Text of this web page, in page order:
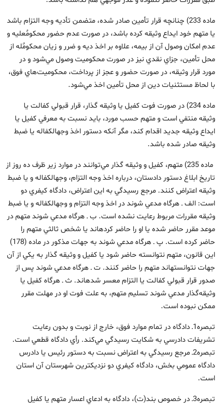
ماده 233) چنانچه قرار تأمين صادر شده، متضمن تأديه وجه التزام باشد
يا متهم خود ايداع وثيقه كرده باشد، در صورت عدم حضور محكومٌ‏عليه و
عدم امكان وصول آن از بيمه، علاوه بر اخذ ديه و ضرر و زيان محكومٌ‏له از
محل تأمين، جزاي نقدي نيز در صورت محكوميت وصول مي‌شود و در
مورد قرار وثيقه، در صورت حضور و عجز از پرداخت، محكوميت‌هاي فوق،
با لحاظ مستثنيات دين از محل تأمين اخذ مي‌شود.
ماده 234) در صورت فوت كفيل يا وثيقه ‏گذار، قرار قبولي كفالت يا
وثيقه منتفي است و متهم حسب مورد، بايد نسبت به معرفي كفيل يا
ايداع وثيقه جديد اقدام كند، مگر آنكه دستور اخذ وجه‏الكفاله يا ضبط
وثيقه صادر شده باشد.
ماده 235) متهم، كفيل و وثيقه‏ گذار مي‌توانند در موارد زير ظرف ده روز از
تاريخ ابلاغ دستور دادستان، درباره اخذ وجه التزام، وجه‏الكفاله و يا ضبط
وثيقه اعتراض كنند. مرجع رسيدگي به اين اعتراض، دادگاه كيفري دو
است: الف ـ هرگاه مدعي شوند در اخذ وجه التزام و وجه‏الكفاله و يا ضبط
وثيقه مقررات مربوط رعايت نشده است. ب ـ هرگاه مدعي شوند متهم در
موعد مقرر حاضر شده يا او را حاضر كرده‏اند يا شخص ثالثي متهم را
حاضر كرده است. پ ـ هرگاه مدعي شوند به جهات مذكور در ماده (178)
اين قانون، متهم نتوانسته حاضر شود يا كفيل و وثيقه‏ گذار به يكي از آن
جهات نتوانستهاند متهم را حاضر كنند. ت ـ هرگاه مدعي شوند پس از
صدور قرار قبولي كفالت يا التزام معسر شده‏اند. ث ـ هرگاه كفيل يا
وثيقه‌گذار مدعي شوند تسليم متهم، به علت فوت او در مهلت مقرر
ممكن نبوده است.
تبصره1ـ دادگاه در تمام موارد فوق، خارج از نوبت و بدون رعايت
تشريفات دادرسي به شكايت رسيدگي مي‌كند. رأي دادگاه قطعي است.
تبصره2ـ مرجع رسيدگي به اعتراض نسبت به دستور رئيس يا دادرس
دادگاه عمومي بخش، دادگاه كيفري دو نزديكترين شهرستان آن استان
است.
تبصره3ـ در خصوص بند(ت)، دادگاه به ادعاي اعسار متهم يا كفيل